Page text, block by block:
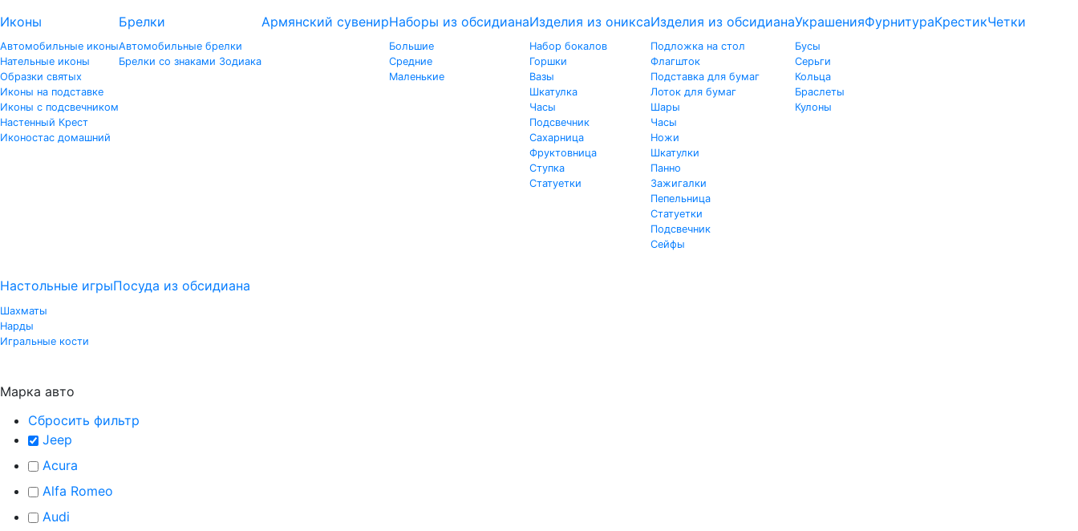
Иконы
Автомобильные иконы
Нательные иконы
Образки святых
Иконы на подставке
Иконы с подсвечником
Настенный Крест
Иконостас домашний
Брелки
Автомобильные брелки
Брелки со знаками Зодиака
Армянский сувенирНаборы из обсидиана
Большие
Средние
Маленькие
Изделия из оникса
Набор бокалов
Горшки
Вазы
Шкатулка
Часы
Подсвечник
Сахарница
Фруктовница
Ступка
Статуетки
Изделия из обсидиана
Подложка на стол
Флагшток
Подставка для бумаг
Лоток для бумаг
Шары
Часы
Ножи
Шкатулки
Панно
Зажигалки
Пепельница
Статуетки
Подсвечник
Сейфы
Украшения
Бусы
Серьги
Кольца
Браслеты
Кулоны
ФурнитураКрестикЧетки
Настольные игры
Шахматы
Нарды
Игральные кости
Посуда из обсидиана
Марка авто
Сбросить фильтр
Jeep
Acura
Alfa Romeo
Audi